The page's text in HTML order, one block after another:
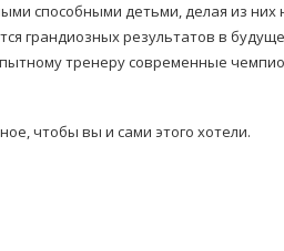
способными детьми, делая из них
грандиозных результатов в
тренеру современные
чтобы вы и сами этого хотели.